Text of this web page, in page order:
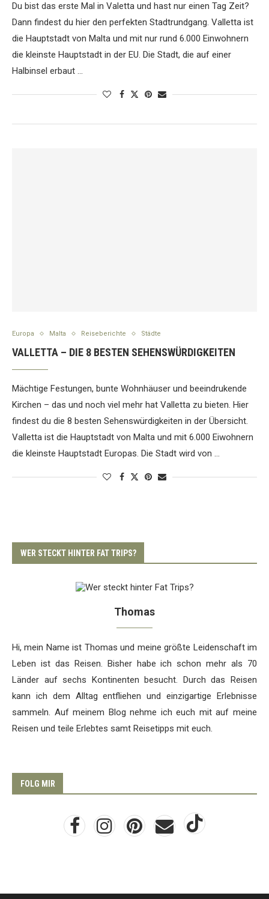
Du bist das erste Mal in Valetta und hast nur einen Tag Zeit?
Dann findest du hier den perfekten Stadtrundgang. Valletta ist
die Hauptstadt von Malta und mit nur rund 6.000 Einwohnern
die kleinste Hauptstadt in der EU. Die Stadt, die auf einer
Halbinsel erbaut …
Europa Malta Reiseberichte Städte
VALLETTA – DIE 8 BESTEN SEHENSWÜRDIGKEITEN
Mächtige Festungen, bunte Wohnhäuser und beeindrukende
Kirchen – das und noch viel mehr hat Valletta zu bieten. Hier
findest du die 8 besten Sehenswürdigkeiten in der Übersicht.
Valletta ist die Hauptstadt von Malta und mit 6.000 Eiwohnern
die kleinste Hauptstadt Europas. Die Stadt wird von …
WER STECKT HINTER FAT TRIPS?
Thomas
Hi, mein Name ist Thomas und meine größte Leidenschaft im
Leben ist das Reisen. Bisher habe ich schon mehr als 70
Länder auf sechs Kontinenten besucht. Durch das Reisen
kann ich dem Alltag entfliehen und einzigartige Erlebnisse
sammeln. Auf meinem Blog nehme ich euch mit auf meine
Reisen und teile Erlebtes samt Reisetipps mit euch.
FOLG MIR